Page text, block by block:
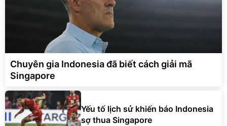
Chuyên gia Indonesia đã biết cách giải mã
Singapore
Yếu tố lịch sử khiến báo Indonesia
sợ thua Singapore